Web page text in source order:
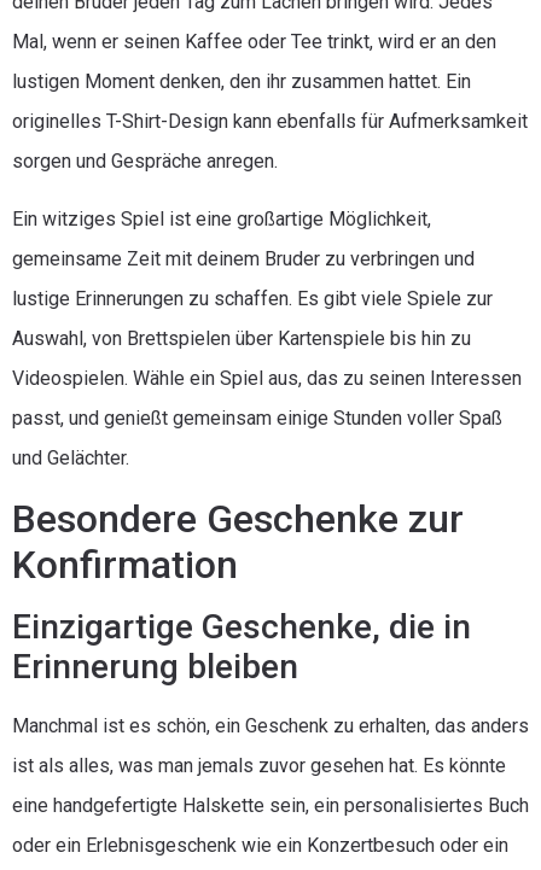
Mal, wenn er seinen Kaffee oder Tee trinkt, wird er an den
lustigen Moment denken, den ihr zusammen hattet. Ein
originelles T-Shirt-Design kann ebenfalls für Aufmerksamkeit
sorgen und Gespräche anregen.
Ein witziges Spiel ist eine großartige Möglichkeit,
gemeinsame Zeit mit deinem Bruder zu verbringen und
lustige Erinnerungen zu schaffen. Es gibt viele Spiele zur
Auswahl, von Brettspielen über Kartenspiele bis hin zu
Videospielen. Wähle ein Spiel aus, das zu seinen Interessen
passt, und genießt gemeinsam einige Stunden voller Spaß
und Gelächter.
Besondere Geschenke zur
Konfirmation
Einzigartige Geschenke, die in
Erinnerung bleiben
Manchmal ist es schön, ein Geschenk zu erhalten, das anders
ist als alles, was man jemals zuvor gesehen hat. Es könnte
eine handgefertigte Halskette sein, ein personalisiertes Buch
oder ein Erlebnisgeschenk wie ein Konzertbesuch oder ein